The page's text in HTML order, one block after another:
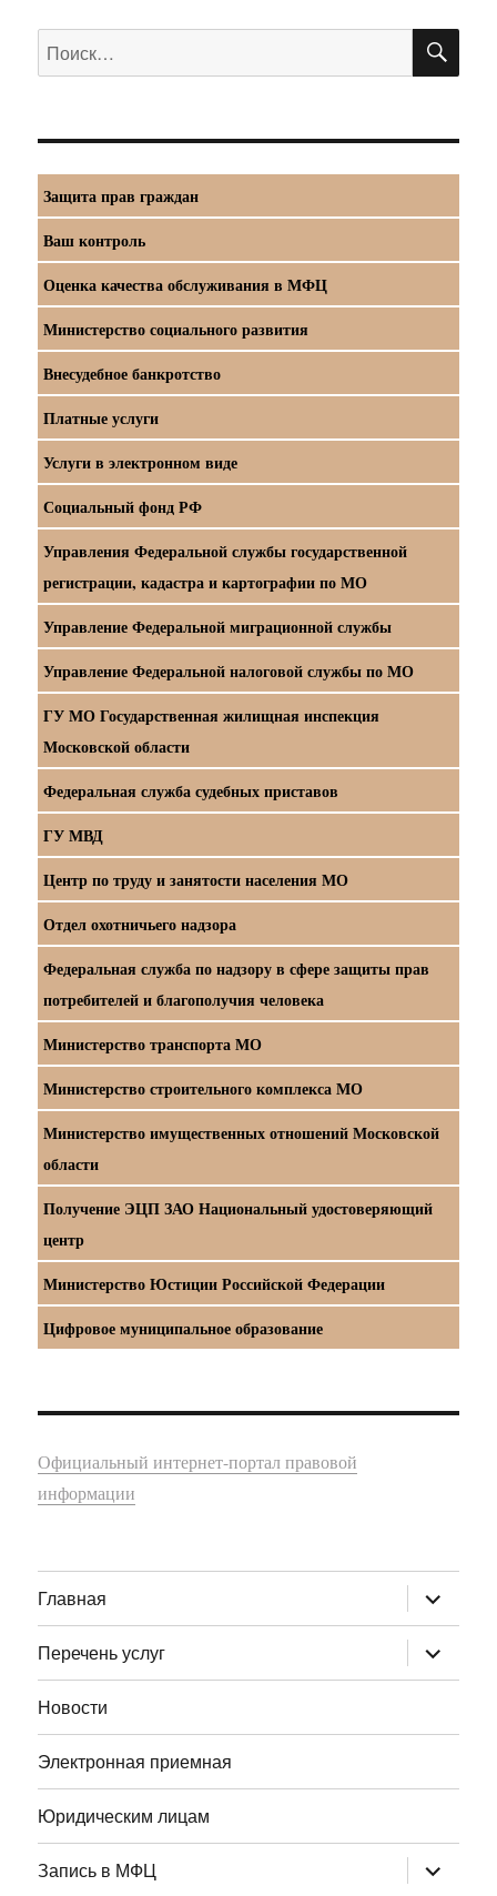
Искать:
Защита прав граждан
Ваш контроль
Оценка качества обслуживания в МФЦ
Министерство социального развития
Внесудебное банкротство
Платные услуги
Услуги в электронном виде
Социальный фонд РФ
Управления Федеральной службы государственной
регистрации, кадастра и картографии по МО
Управление Федеральной миграционной службы
Управление Федеральной налоговой службы по МО
ГУ МО Государственная жилищная инспекция
Московской области
Федеральная служба судебных приставов
ГУ МВД
Центр по труду и занятости населения МО
Отдел охотничьего надзора
Федеральная служба по надзору в сфере защиты прав
потребителей и благополучия человека
Министерство транспорта МО
Министерство строительного комплекса МО
Министерство имущественных отношений Московской
области
Получение ЭЦП ЗАО Национальный удостоверяющий
центр
Министерство Юстиции Российской Федерации
Цифровое муниципальное образование
Официальный интернет-портал правовой
информации
Главная раскрыть
дочернее
меню
Перечень услуг
раскрыть
дочернее
меню
Новости
Электронная приемная
Юридическим лицам
Запись в МФЦ раскрыть
дочернее